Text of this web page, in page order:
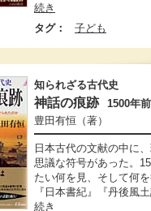
続き
タグ： 子ども
知られざる古代史
神話の痕跡
1500年
豊田有恒 （著）
日本古代の文献の中に
思議な符号があった。
たい何を見、そして何
『日本書紀』『丹後風
続き